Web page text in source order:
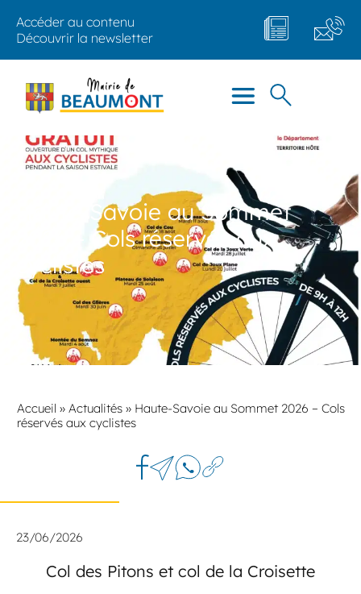
Accéder au contenu
Découvrir la newsletter
Haute-Savoie au Sommet
2026 – Cols réservés aux
cyclistes
Accueil » Actualités » Haute-Savoie au Sommet 2026 – Cols
réservés aux cyclistes
23/06/2026
Col des Pitons et col de la Croisette